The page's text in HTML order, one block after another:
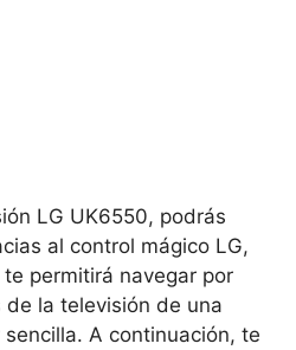
LG UK6550, podrás
al control mágico LG,
permitirá navegar por
la televisión de una
A continuación, te